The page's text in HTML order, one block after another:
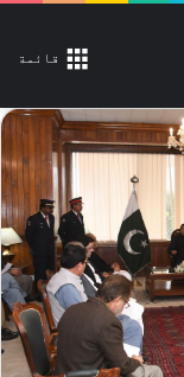
قائمة